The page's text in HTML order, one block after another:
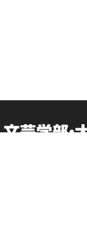
芸学部・